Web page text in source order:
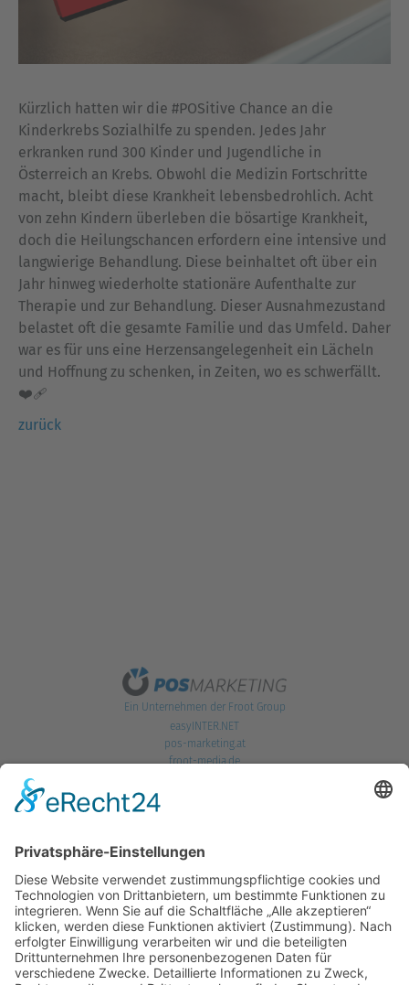
Kürzlich hatten wir die #POSitive Chance an die
Kinderkrebs Sozialhilfe zu spenden. Jedes Jahr
erkranken rund 300 Kinder und Jugendliche in
Österreich an Krebs. Obwohl die Medizin Fortschritte
macht, bleibt diese Krankheit lebensbedrohlich. Acht
von zehn Kindern überleben die bösartige Krankheit,
doch die Heilungschancen erfordern eine intensive und
langwierige Behandlung. Diese beinhaltet oft über ein
Jahr hinweg wiederholte stationäre Aufenthalte zur
Therapie und zur Behandlung. Dieser Ausnahmezustand
belastet oft die gesamte Familie und das Umfeld. Daher
war es für uns eine Herzensangelegenheit ein Lächeln
und Hoffnung zu schenken, in Zeiten, wo es schwerfällt.
❤️‍🩹
zurück
Ein Unternehmen der Froot Group
easyINTER.NET
pos-marketing.at
froot-media.de
POS Marketing GmbH
Hoferweg 269a | A-5440 Golling | T. +43 6244 5757
office@pos-marketing.at
Impressum|Datenschutz